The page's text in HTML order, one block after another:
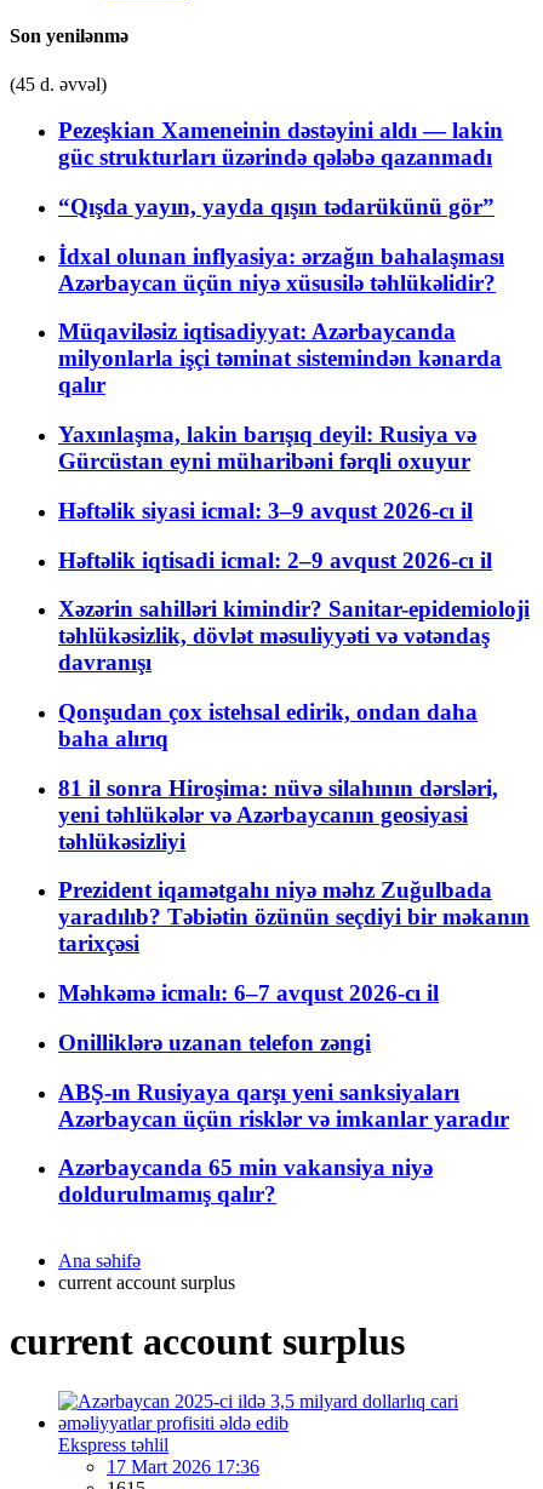
Son yenilənmə
(45 d. əvvəl)
Pezeşkian Xameneinin dəstəyini aldı — lakin
güc strukturları üzərində qələbə qazanmadı
“Qışda yayın, yayda qışın tədarükünü gör”
İdxal olunan inflyasiya: ərzağın bahalaşması
Azərbaycan üçün niyə xüsusilə təhlükəlidir?
Müqaviləsiz iqtisadiyyat: Azərbaycanda
milyonlarla işçi təminat sistemindən kənarda
qalır
Yaxınlaşma, lakin barışıq deyil: Rusiya və
Gürcüstan eyni müharibəni fərqli oxuyur
Həftəlik siyasi icmal: 3–9 avqust 2026-cı il
Həftəlik iqtisadi icmal: 2–9 avqust 2026-cı il
Xəzərin sahilləri kimindir? Sanitar-epidemioloji
təhlükəsizlik, dövlət məsuliyyəti və vətəndaş
davranışı
Qonşudan çox istehsal edirik, ondan daha
baha alırıq
81 il sonra Hiroşima: nüvə silahının dərsləri,
yeni təhlükələr və Azərbaycanın geosiyasi
təhlükəsizliyi
Prezident iqamətgahı niyə məhz Zuğulbada
yaradılıb? Təbiətin özünün seçdiyi bir məkanın
tarixçəsi
Məhkəmə icmalı: 6–7 avqust 2026-cı il
Onilliklərə uzanan telefon zəngi
ABŞ-ın Rusiyaya qarşı yeni sanksiyaları
Azərbaycan üçün risklər və imkanlar yaradır
Azərbaycanda 65 min vakansiya niyə
doldurulmamış qalır?
Ana səhifə
current account surplus
current account surplus
Ekspress təhlil
17 Mart 2026 17:36